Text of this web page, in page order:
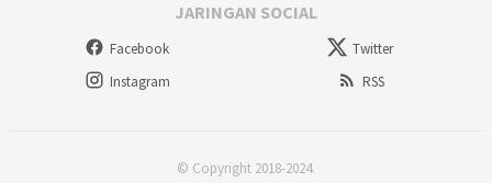
JARINGAN SOCIAL
Facebook
Twitter
Instagram
RSS
© Copyright 2018-2024.